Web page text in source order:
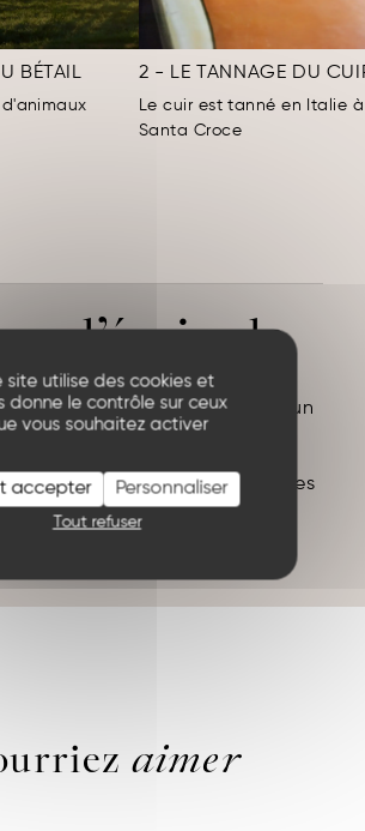
site utilise des cookies et
donne le contrôle sur ceux
vous souhaitez activer
accepter
Tout refuser
Personnaliser
BÉTAIL 2 - LE TANNAGE DU
Le cuir est tanné en Italie à
Santa Croce
d’écrire la
suite.
fabriqués en France est un
vrai challenge mais,
des forces en marche : il faut les
et les solutions suivent. »
DE SAINT EXUPERY (
aimer